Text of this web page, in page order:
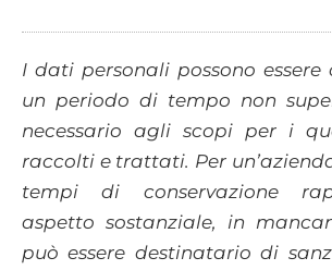
I dati personali possono essere
un periodo di tempo non
necessario agli scopi per i
raccolti e trattati. Per
tempi di conservazione
aspetto sostanziale, in
può essere destinatario di